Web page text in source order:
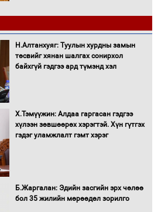
Санхүүгийн хэмнэлтийн горимд эрүүл
мэндийн салбар хамаарахгүй
Нөөцийн махны худалдаа,
борлуулалтыг нээлттэй ил тод
болгоно
төлөвлөгөө”-гөө танилцуулна
Н.Алтанхуяг: Туулын хурдны замын
төсвийг хянан шалгах сонирхол
байхгүй гэдгээ ард түмэнд хэл
Х.Тэмүүжин: Алдаа гаргасан гэдгээ
хүлээн зөвшөөрөх хэрэгтэй. Хүн гүтгэх
гэдэг уламжлалт гэмт хэрэг
Б.Жаргалан: Эдийн засгийн эрх чөлөө
бол 35 жилийн мөрөөдөл зорилго